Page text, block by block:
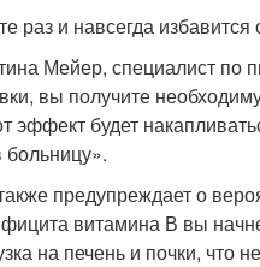
раз и навсегда
Мейер, специалист по
вы получите
эффект будет
больницу».
предупреждает о
витамина В вы
на печень и почки, что